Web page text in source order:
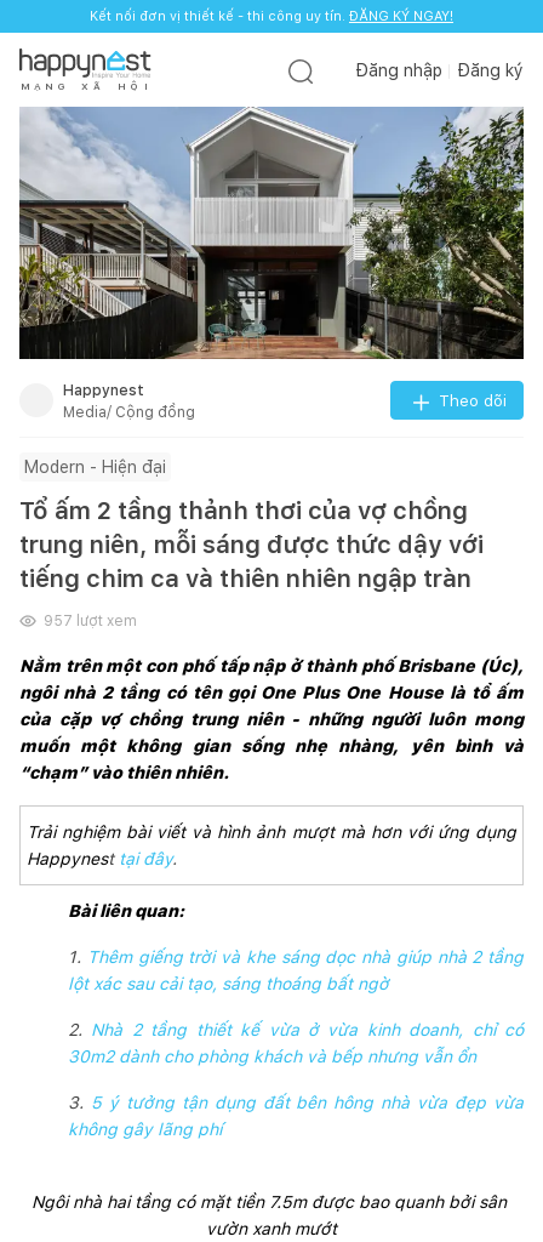
Kết nối đơn vị thiết kế - thi công uy tín. ĐĂNG KÝ NGAY!
M Ạ N G X Ã H Ộ I
Đăng nhập Đăng ký
Happynest
Media/ Cộng đồng
Theo dõi
Modern - Hiện đại
Tổ ấm 2 tầng thảnh thơi của vợ chồng
trung niên, mỗi sáng được thức dậy với
tiếng chim ca và thiên nhiên ngập tràn
957 lượt xem
Nằm trên một con phố tấp nập ở thành phố Brisbane (Úc),
ngôi nhà 2 tầng có tên gọi One Plus One House là tổ ấm
của cặp vợ chồng trung niên - những người luôn mong
muốn một không gian sống nhẹ nhàng, yên bình và
“chạm” vào thiên nhiên.
Trải nghiệm bài viết và hình ảnh mượt mà hơn với ứng dụng
Happynest tại đây.
Bài liên quan:
1. Thêm giếng trời và khe sáng dọc nhà giúp nhà 2 tầng
lột xác sau cải tạo, sáng thoáng bất ngờ
2. Nhà 2 tầng thiết kế vừa ở vừa kinh doanh, chỉ có
30m2 dành cho phòng khách và bếp nhưng vẫn ổn
3. 5 ý tưởng tận dụng đất bên hông nhà vừa đẹp vừa
không gây lãng phí
Ngôi nhà hai tầng có mặt tiền 7.5m được bao quanh bởi sân
vườn xanh mướt